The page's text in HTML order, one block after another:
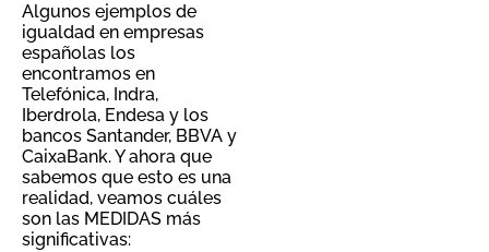
Algunos ejemplos de
igualdad en empresas
españolas los
encontramos en
Telefónica, Indra,
Iberdrola, Endesa y los
bancos Santander, BBVA y
CaixaBank. Y ahora que
sabemos que esto es una
realidad, veamos cuáles
son las MEDIDAS más
significativas: